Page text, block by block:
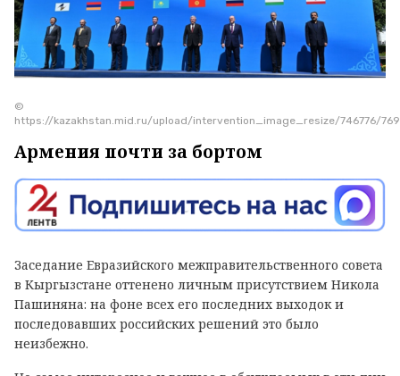
©
https://kazakhstan.mid.ru/upload/intervention_image_resize/746776/
Армения почти за бортом
Заседание Евразийского межправительственного совета
в Кыргызстане оттенено личным присутствием Никола
Пашиняна: на фоне всех его последних выходок и
последовавших российских решений это было
неизбежно.